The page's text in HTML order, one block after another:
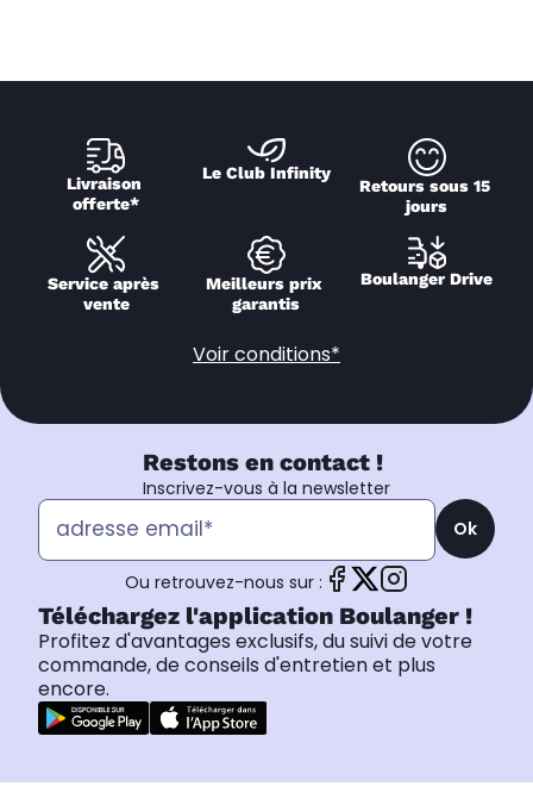
Livraison
offerte*
Le Club Infinity
Retours sous 15
jours
Service après
vente
Meilleurs prix
garantis
Boulanger Drive
Voir conditions*
Restons en contact !
Inscrivez-vous à la newsletter
Ok
Ou retrouvez-nous sur :
Téléchargez l'application Boulanger !
Profitez d'avantages exclusifs, du suivi de votre
commande, de conseils d'entretien et plus
encore.